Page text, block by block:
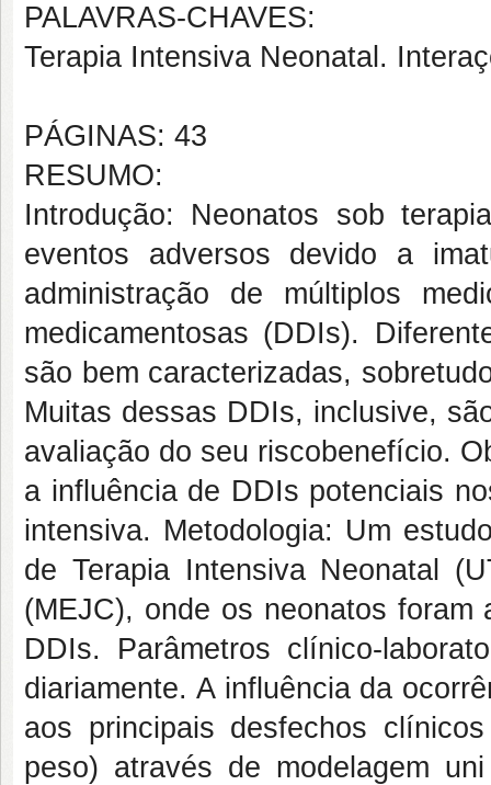
PALAVRAS-CHAVES:
Terapia Intensiva Neonatal.
PÁGINAS: 43
RESUMO:
Introdução: Neonatos sob
eventos adversos devido a
administração de múltiplos
medicamentosas (DDIs).
são bem caracterizadas,
Muitas dessas DDIs, inclusive,
avaliação do seu riscobenefício.
a influência de DDIs potenciais
intensiva. Metodologia: Um
de Terapia Intensiva Neonatal
(MEJC), onde os neonatos foram
DDIs. Parâmetros clínico-
diariamente. A influência da
aos principais desfechos
peso) através de modelagem